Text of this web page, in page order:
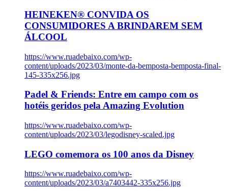
HEINEKEN® CONVIDA OS
CONSUMIDORES A BRINDAREM SEM
ÁLCOOL
https://www.ruadebaixo.com/wp-
content/uploads/2023/03/monte-da-bemposta-bemposta-final-
145-335x256.jpg
Padel & Friends: Entre em campo com os
hotéis geridos pela Amazing Evolution
https://www.ruadebaixo.com/wp-
content/uploads/2023/03/legodisney-scaled.jpg
LEGO comemora os 100 anos da Disney
https://www.ruadebaixo.com/wp-
content/uploads/2023/03/a7403442-335x256.jpg